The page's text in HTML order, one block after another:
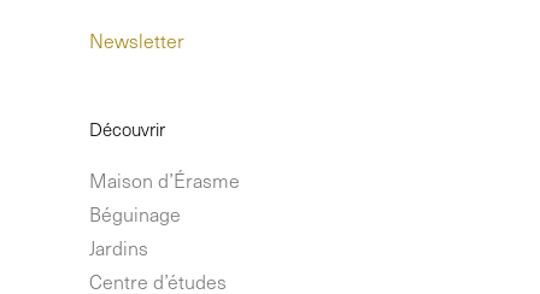
Newsletter
Découvrir
Maison d’Érasme
Béguinage
Jardins
Centre d’études